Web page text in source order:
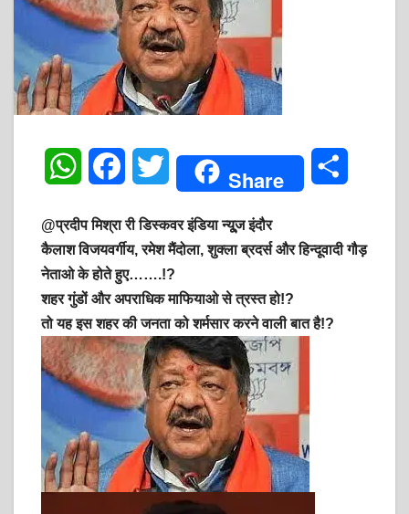
W
a
t
A
p
c
e
b
o
o
k
i
t
e
r
Share
a
@प्रदीप मिश्रा री डिस्कवर इंडिया न्यू्ज इंदौर
कैलाश विजयवर्गीय, रमेश मैंदोला, शुक्ला ब्रदर्स और हिन्दूवादी गौड़
नेताओ के होते हुए…….!?
शहर गुंडों और अपराधिक माफियाओ से त्रस्त हो!?
तो यह इस शहर की जनता को शर्मसार करने वाली बात है!?